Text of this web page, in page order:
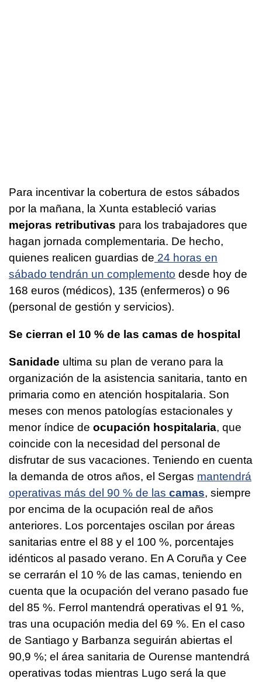
Para incentivar la cobertura de estos sábados
por la mañana, la Xunta estableció varias
mejoras retributivas para los trabajadores que
hagan jornada complementaria. De hecho,
quienes realicen guardias de 24 horas en
sábado tendrán un complemento desde hoy de
168 euros (médicos), 135 (enfermeros) o 96
(personal de gestión y servicios).
Se cierran el 10 % de las camas de hospital
Sanidade ultima su plan de verano para la
organización de la asistencia sanitaria, tanto en
primaria como en atención hospitalaria. Son
meses con menos patologías estacionales y
menor índice de ocupación hospitalaria, que
coincide con la necesidad del personal de
disfrutar de sus vacaciones. Teniendo en cuenta
la demanda de otros años, el Sergas mantendrá
operativas más del 90 % de las camas, siempre
por encima de la ocupación real de años
anteriores. Los porcentajes oscilan por áreas
sanitarias entre el 88 y el 100 %, porcentajes
idénticos al pasado verano. En A Coruña y Cee
se cerrarán el 10 % de las camas, teniendo en
cuenta que la ocupación del verano pasado fue
del 85 %. Ferrol mantendrá operativas el 91 %,
tras una ocupación media del 69 %. En el caso
de Santiago y Barbanza seguirán abiertas el
90,9 %; el área sanitaria de Ourense mantendrá
operativas todas mientras Lugo será la que